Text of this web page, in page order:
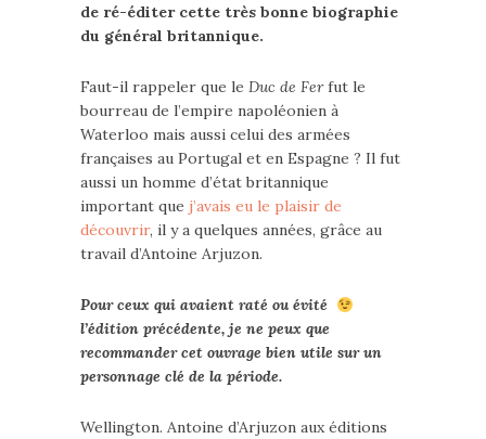
de ré-éditer cette très bonne biographie
du général britannique.
Faut-il rappeler que le Duc de Ferfut le
bourreau de l’empire napoléonien à
Waterloo mais aussi celui des armées
françaises au Portugal et en Espagne ? Il fut
aussi un homme d’état britannique
important que j’avais eu le plaisir de
découvrir, il y a quelques années, grâce au
travail d’Antoine Arjuzon.
Pour ceux qui avaient raté ou évité
l’édition précédente, je ne peux que
recommander cet ouvrage bien utile sur un
personnage clé de la période.
Wellington. Antoine d’Arjuzon aux éditions